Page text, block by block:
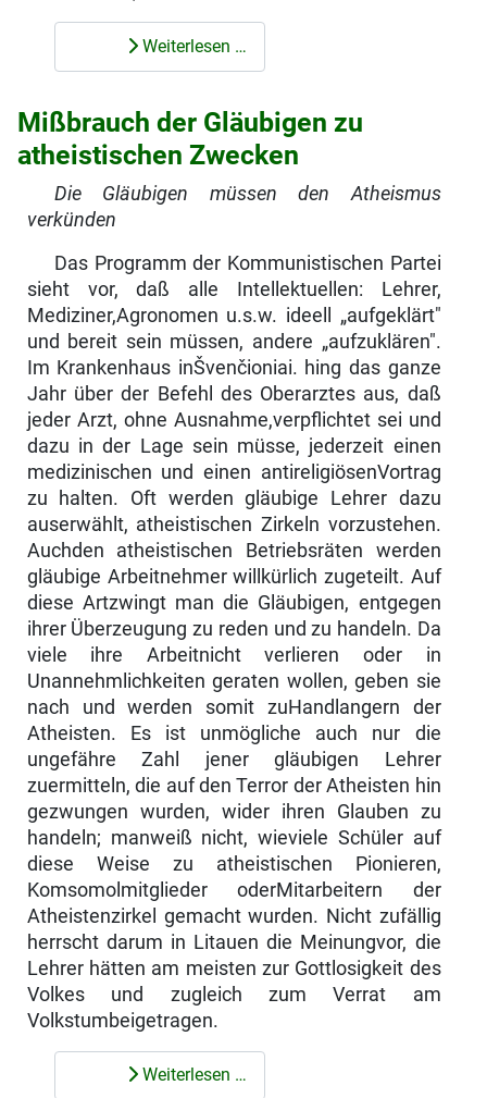
Weiterlesen …
Mißbrauch der Gläubigen zu
atheistischen Zwecken
Die Gläubigen müssen den Atheismus
verkünden
Das Programm der Kommunistischen Partei
sieht vor, daß alle Intellektuellen: Lehrer,
Mediziner,Agronomen u.s.w. ideell „aufgeklärt"
und bereit sein müssen, andere „aufzuklären".
Im Krankenhaus inŠvenčioniai. hing das ganze
Jahr über der Befehl des Oberarztes aus, daß
jeder Arzt, ohne Ausnahme,verpflichtet sei und
dazu in der Lage sein müsse, jederzeit einen
medizinischen und einen antireligiösenVortrag
zu halten. Oft werden gläubige Lehrer dazu
auserwählt, atheistischen Zirkeln vorzustehen.
Auchden atheisti­schen Betriebsräten werden
gläubige Arbeitnehmer willkürlich zugeteilt. Auf
diese Artzwingt man die Gläubigen, entgegen
ihrer Überzeugung zu reden und zu handeln. Da
viele ihre Arbeitnicht verlieren oder in
Unannehmlich­keiten geraten wollen, geben sie
nach und werden somit zuHandlangern der
Atheisten. Es ist unmögliche auch nur die
ungefähre Zahl jener gläubigen Lehrer
zuermitteln, die auf den Terror der Atheisten hin
gezwungen wurden, wider ihren Glauben zu
handeln; manweiß nicht, wieviele Schüler auf
diese Weise zu atheistischen Pionieren,
Komsomolmitglieder oderMitarbeitern der
Atheistenzirkel gemacht wurden. Nicht zufällig
herrscht darum in Litauen die Meinungvor, die
Lehrer hätten am meisten zur Gottlosigkeit des
Volkes und zugleich zum Verrat am
Volkstumbeigetragen.
Weiterlesen …